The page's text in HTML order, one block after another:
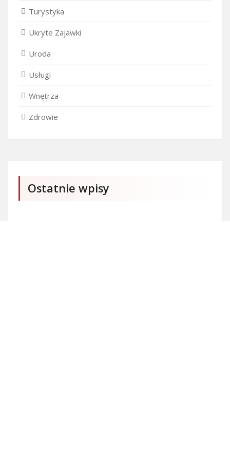
Turystyka
Ukryte Zajawki
Uroda
Usługi
Wnętrza
Zdrowie
Ostatnie wpisy